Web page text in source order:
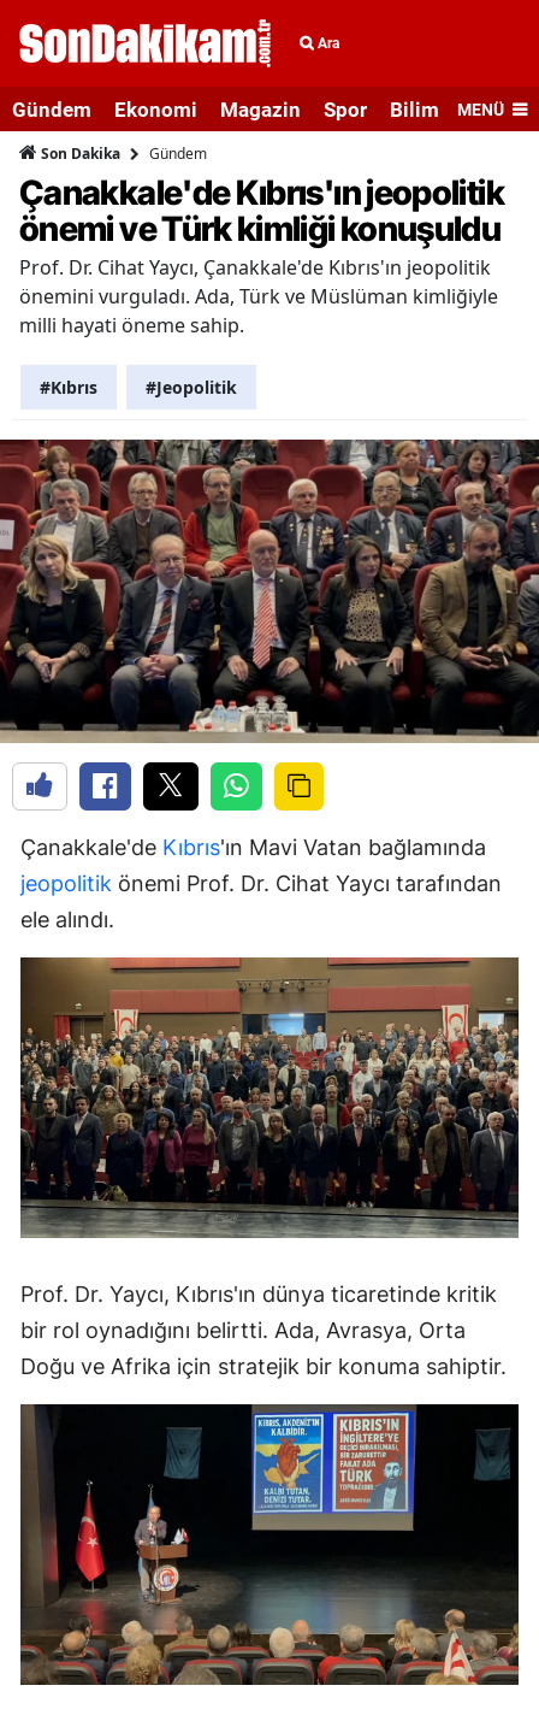
Ara
Gündem Ekonomi Magazin Spor Bilim veMENÜ
Son Dakika Gündem
Çanakkale'de Kıbrıs'ın jeopolitik
önemi ve Türk kimliği konuşuldu
Prof. Dr. Cihat Yaycı, Çanakkale'de Kıbrıs'ın jeopolitik
önemini vurguladı. Ada, Türk ve Müslüman kimliğiyle
milli hayati öneme sahip.
#Kıbrıs #Jeopolitik
Çanakkale'de Kıbrıs'ın Mavi Vatan bağlamında
jeopolitik önemi Prof. Dr. Cihat Yaycı tarafından
ele alındı.
Prof. Dr. Yaycı, Kıbrıs'ın dünya ticaretinde kritik
bir rol oynadığını belirtti. Ada, Avrasya, Orta
Doğu ve Afrika için stratejik bir konuma sahiptir.